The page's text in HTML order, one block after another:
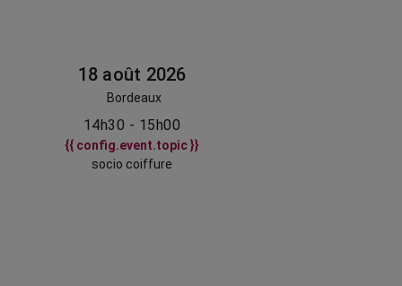
18 août 2026
Bordeaux
14h30 - 15h00
{{ config.event.topic }}
socio coiffure